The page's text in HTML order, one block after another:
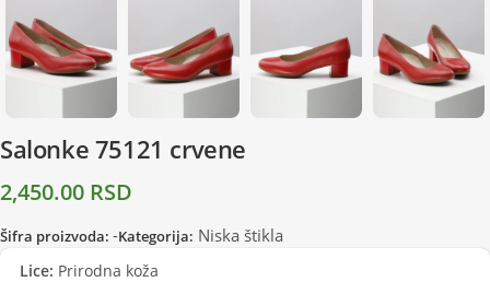
Salonke 75121 crvene
2,450.00 RSD
Šifra proizvoda: -Kategorija: Niska štikla
Lice: Prirodna koža